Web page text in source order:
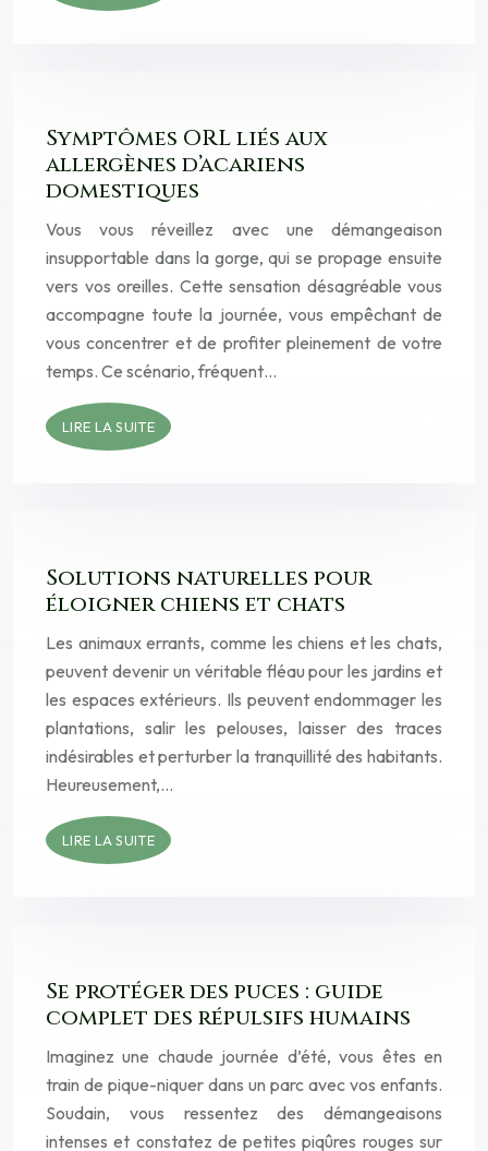
Symptômes ORL liés aux
allergènes d’acariens
domestiques
Vous vous réveillez avec une démangeaison
insupportable dans la gorge, qui se propage ensuite
vers vos oreilles. Cette sensation désagréable vous
accompagne toute la journée, vous empêchant de
vous concentrer et de profiter pleinement de votre
temps. Ce scénario, fréquent…
LIRE LA SUITE
Solutions naturelles pour
éloigner chiens et chats
Les animaux errants, comme les chiens et les chats,
peuvent devenir un véritable fléau pour les jardins et
les espaces extérieurs. Ils peuvent endommager les
plantations, salir les pelouses, laisser des traces
indésirables et perturber la tranquillité des habitants.
Heureusement,…
LIRE LA SUITE
Se protéger des puces : guide
complet des répulsifs humains
Imaginez une chaude journée d’été, vous êtes en
train de pique-niquer dans un parc avec vos enfants.
Soudain, vous ressentez des démangeaisons
intenses et constatez de petites piqûres rouges sur